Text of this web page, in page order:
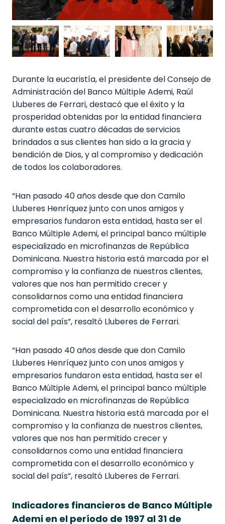
Durante la eucaristía, el presidente del Consejo de
Administración del Banco Múltiple Ademi, Raúl
Lluberes de Ferrari, destacó que el éxito y la
prosperidad obtenidas por la entidad financiera
durante estas cuatro décadas de servicios
brindados a sus clientes han sido a la gracia y
bendición de Dios, y al compromiso y dedicación
de todos los colaboradores.
“Han pasado 40 años desde que don Camilo
Lluberes Henríquez junto con unos amigos y
empresarios fundaron esta entidad, hasta ser el
Banco Múltiple Ademi, el principal banco múltiple
especializado en microfinanzas de República
Dominicana. Nuestra historia está marcada por el
compromiso y la confianza de nuestros clientes,
valores que nos han permitido crecer y
consolidarnos como una entidad financiera
comprometida con el desarrollo económico y
social del país”, resaltó Lluberes de Ferrari.
“Han pasado 40 años desde que don Camilo
Lluberes Henríquez junto con unos amigos y
empresarios fundaron esta entidad, hasta ser el
Banco Múltiple Ademi, el principal banco múltiple
especializado en microfinanzas de República
Dominicana. Nuestra historia está marcada por el
compromiso y la confianza de nuestros clientes,
valores que nos han permitido crecer y
consolidarnos como una entidad financiera
comprometida con el desarrollo económico y
social del país”, resaltó Lluberes de Ferrari.
Indicadores financieros de Banco Múltiple
Ademi en el período de 1997 al 31 de